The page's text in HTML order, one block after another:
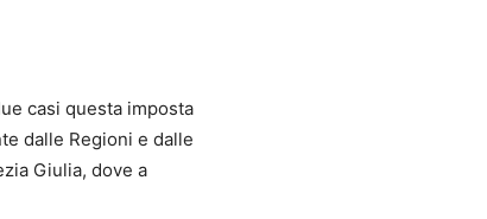
casi questa imposta
dalle Regioni e dalle
Giulia, dove a